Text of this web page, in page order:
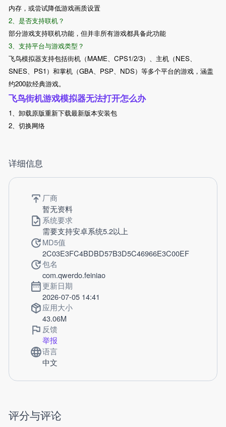
内存，或尝试降低游戏画质设置
2、是否支持联机？
部分游戏支持联机功能，但并非所有游戏都具备此功能
3、支持平台与游戏类型？
飞鸟模拟器支持包括街机（MAME、CPS1/2/3）、主机（NES、
SNES、PS1）和掌机（GBA、PSP、NDS）等多个平台的游戏，涵盖
约200款经典游戏。
飞鸟街机游戏模拟器无法打开怎么办
1、卸载原版重新下载最新版本安装包
2、切换网络
详细信息
厂商
暂无资料
系统要求
需要支持安卓系统5.2以上
MD5值
2C03E3FC4BDBD57B3D5C46966E3C00EF
包名
com.qwerdo.feiniao
更新日期
2026-07-05 14:41
应用大小
43.06M
反馈
举报
语言
中文
评分与评论